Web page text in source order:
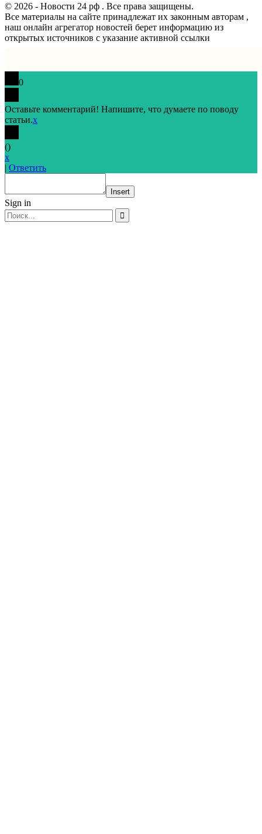
© 2026 - Новости 24 рф . Все права защищены.
Все материалы на сайте принадлежат их законным авторам ,
наш онлайн агрегатор новостей берет информацию из
открытых источников с указание активной ссылки
0
Оставьте комментарий! Напишите, что думаете по поводу
статьи.x
()
x
| Ответить
Insert
Sign in